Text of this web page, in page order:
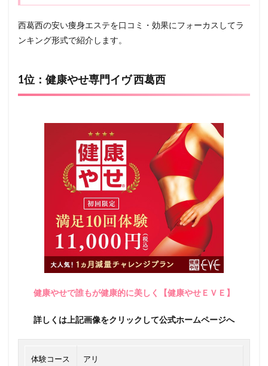
西葛西の安い痩身エステを口コミ・効果にフォーカスしてラ
ンキング形式で紹介します。
1位：健康やせ専門イヴ 西葛西
健康やせで誰もが健康的に美しく【健康やせＥＶＥ】
詳しくは上記画像をクリックして公式ホームページへ
体験コース アリ